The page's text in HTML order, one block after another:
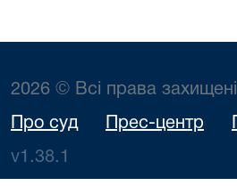
2026 © Всі права захищені
Про суд Прес-центр
v1.38.1